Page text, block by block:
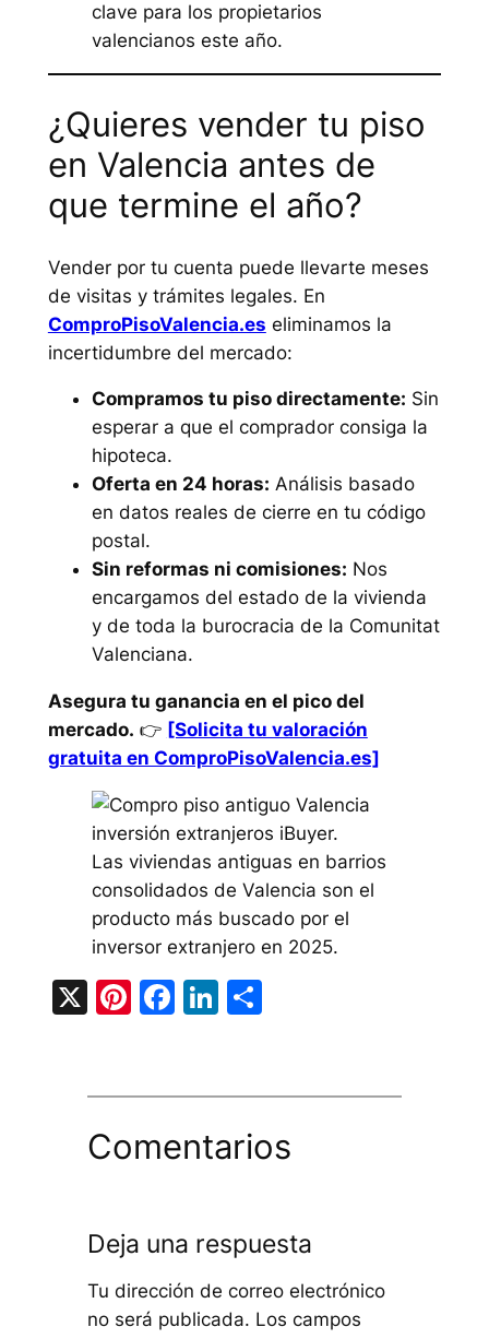
clave para los propietarios
valencianos este año.
¿Quieres vender tu piso
en Valencia antes de
que termine el año?
Vender por tu cuenta puede llevarte meses
de visitas y trámites legales. En
ComproPisoValencia.es eliminamos la
incertidumbre del mercado:
Compramos tu piso directamente: Sin
esperar a que el comprador consiga la
hipoteca.
Oferta en 24 horas: Análisis basado
en datos reales de cierre en tu código
postal.
Sin reformas ni comisiones: Nos
encargamos del estado de la vivienda
y de toda la burocracia de la Comunitat
Valenciana.
Asegura tu ganancia en el pico del
mercado. 👉 [Solicita tu valoración
gratuita en ComproPisoValencia.es]
Las viviendas antiguas en barrios
consolidados de Valencia son el
producto más buscado por el
inversor extranjero en 2025.
X Pinterest
Facebook
LinkedIn
Compartir
Comentarios
Deja una respuesta
Tu dirección de correo electrónico
no será publicada. Los campos